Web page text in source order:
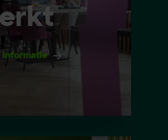
informatie